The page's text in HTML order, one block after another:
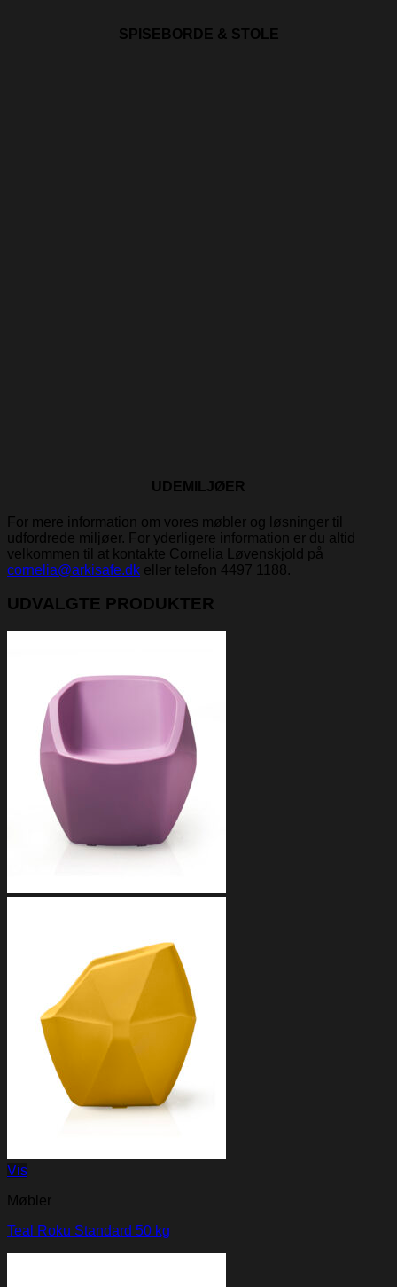
SPISEBORDE & STOLE
UDEMILJØER
For mere information om vores møbler og løsninger til
udfordrede miljøer. For yderligere information er du altid
velkommen til at kontakte Cornelia Løvenskjold på
cornelia@arkisafe.dk eller telefon 4497 ​​1188.
UDVALGTE PRODUKTER
Vis
Møbler
Teal Roku Standard 50 kg